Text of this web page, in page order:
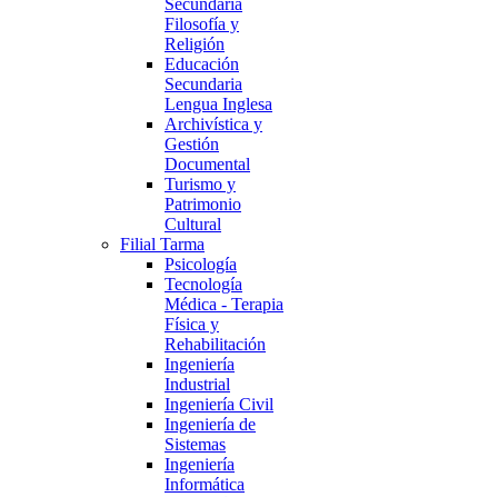
Secundaria
Filosofía y
Religión
Educación
Secundaria
Lengua Inglesa
Archivística y
Gestión
Documental
Turismo y
Patrimonio
Cultural
Filial Tarma
Psicología
Tecnología
Médica - Terapia
Física y
Rehabilitación
Ingeniería
Industrial
Ingeniería Civil
Ingeniería de
Sistemas
Ingeniería
Informática